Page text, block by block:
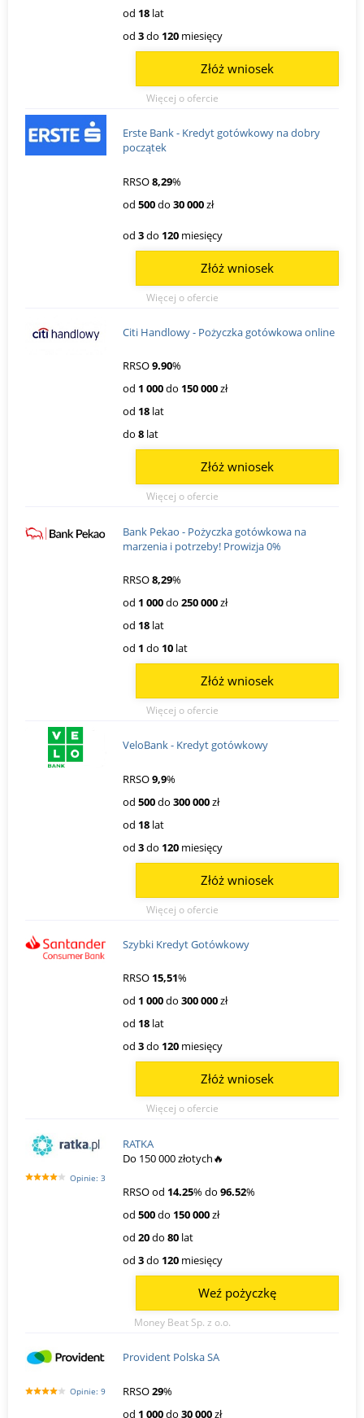
od 18 lat
od 3do 120 miesięcy
Więcej o ofercie
Złóż wniosek
Erste Bank - Kredyt gotówkowy na dobry
początek
RRSO8,29%
od 500do 30 000zł
od 3do 120 miesięcy
Więcej o ofercie
Złóż wniosek
Citi Handlowy - Pożyczka gotówkowa online
RRSO9.90%
od 1 000do 150 000zł
od 18 lat
do 8 lat
Więcej o ofercie
Złóż wniosek
Bank Pekao - Pożyczka gotówkowa na
marzenia i potrzeby! Prowizja 0%
RRSO8,29%
od 1 000do 250 000zł
od 18 lat
od 1 do 10 lat
Więcej o ofercie
Złóż wniosek
VeloBank - Kredyt gotówkowy
RRSO9,9%
od 500do 300 000zł
od 18 lat
od 3do 120 miesięcy
Więcej o ofercie
Złóż wniosek
Szybki Kredyt Gotówkowy
RRSO 15,51%
od 1 000do 300 000zł
od 18 lat
od 3do 120 miesięcy
Więcej o ofercie
Złóż wniosek
Opinie: 3
RATKA
Do 150 000 złotych🔥
RRSO od 14.25% do 96.52%
od 500do 150 000zł
od 20do 80 lat
od 3do 120 miesięcy
Money Beat Sp. z o.o.
Weź pożyczkę
Opinie: 9
Provident Polska SA
RRSO29%
od 1 000do 30 000zł